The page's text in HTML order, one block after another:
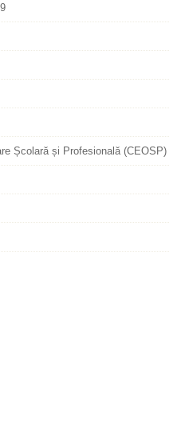
Școlară și Profesională (CEOSP)